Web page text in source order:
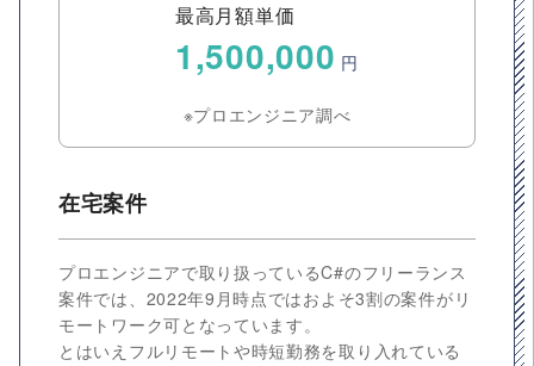
最高月額単価
1,500,000 円
※プロエンジニア調べ
在宅案件
プロエンジニアで取り扱っているC#のフリーランス
案件では、2022年9月時点ではおよそ3割の案件がリ
モートワーク可となっています。
とはいえフルリモートや時短勤務を取り入れている